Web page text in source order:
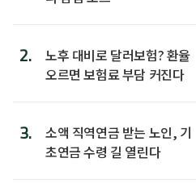
2.
노후 대비로 달러보험? 환율
오르면 보험료 부담 커진다
3.
소액 직역연금 받는 노인, 기
초연금 수령 길 열린다